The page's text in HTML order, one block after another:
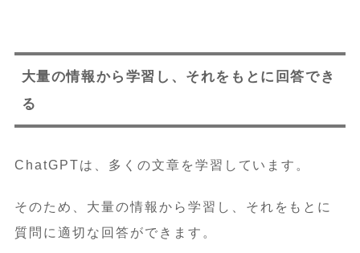
大量の情報から学習し、それをもとに回答でき
る
ChatGPTは、多くの文章を学習しています。
そのため、大量の情報から学習し、それをもとに
質問に適切な回答ができます。